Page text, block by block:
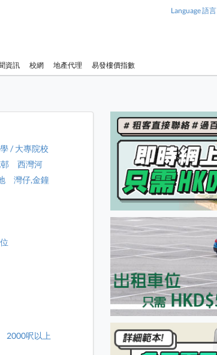
Language 語言
資訊 校網 地產代理 易發樓價指數
/ 大專院校
西灣河
灣仔,金鐘
2000呎以上